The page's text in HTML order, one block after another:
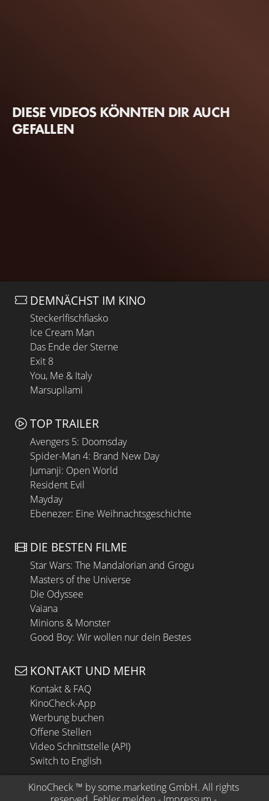
DIESE VIDEOS KÖNNTEN DIR AUCH
GEFALLEN
DEMNÄCHST IM KINO
Steckerlfischfiasko
Ice Cream Man
Das Ende der Sterne
Exit 8
You, Me & Italy
Marsupilami
TOP TRAILER
Avengers 5: Doomsday
Spider-Man 4: Brand New Day
Jumanji: Open World
Resident Evil
Mayday
Ebenezer: Eine Weihnachtsgeschichte
DIE BESTEN FILME
Star Wars: The Mandalorian and Grogu
Masters of the Universe
Die Odyssee
Vaiana
Minions & Monster
Good Boy: Wir wollen nur dein Bestes
KONTAKT UND MEHR
Kontakt & FAQ
KinoCheck-App
Werbung buchen
Offene Stellen
Video Schnittstelle (API)
Switch to English
KinoCheck ™ by some.marketing GmbH. All rights